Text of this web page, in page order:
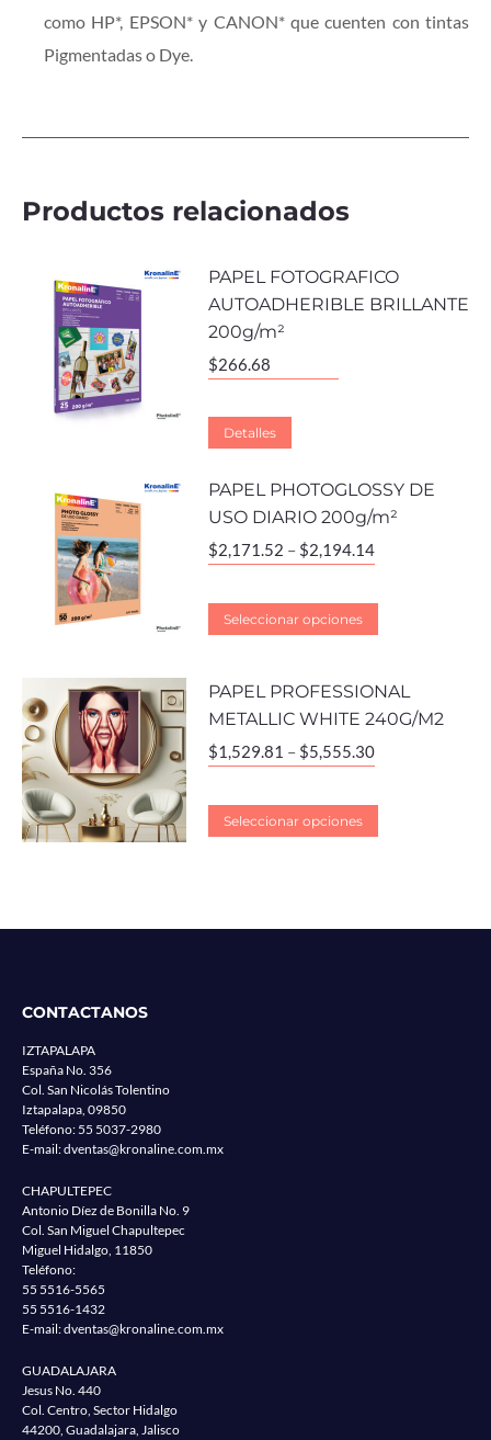
como HP*, EPSON* y CANON* que cuenten con tintas
Pigmentadas o Dye.
Productos relacionados
PAPEL FOTOGRAFICO
AUTOADHERIBLE BRILLANTE
200g/m²
$266.68
Detalles
PAPEL PHOTOGLOSSY DE
USO DIARIO 200g/m²
$2,171.52 – $2,194.14
Seleccionar opciones
PAPEL PROFESSIONAL
METALLIC WHITE 240G/M2
$1,529.81 – $5,555.30
Seleccionar opciones
CONTACTANOS
IZTAPALAPA
España No. 356
Col. San Nicolás Tolentino
Iztapalapa, 09850
Teléfono:55 5037-2980
E-mail:dventas@kronaline.com.mx
CHAPULTEPEC
Antonio Díez de Bonilla No. 9
Col. San Miguel Chapultepec
Miguel Hidalgo, 11850
Teléfono:
55 5516-5565
55 5516-1432
E-mail:dventas@kronaline.com.mx
GUADALAJARA
Jesus No. 440
Col. Centro, Sector Hidalgo
44200, Guadalajara, Jalisco